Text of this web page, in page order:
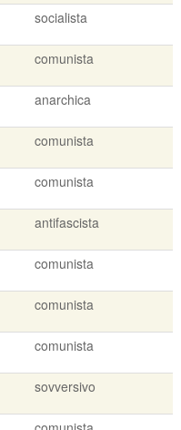
socialista
comunista
anarchica
comunista
comunista
antifascista
comunista
comunista
comunista
sovversivo